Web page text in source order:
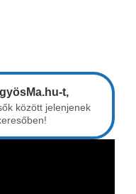
t,
között jelenjenek